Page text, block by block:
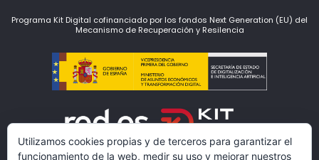
Programa Kit Digital cofinanciado por los fondos Next Generation (EU) del
Mecanismo de Recuperación y Resilencia
Utilizamos cookies propias y de terceros para garantizar el
funcionamiento de la web, medir su uso y mejorar nuestros